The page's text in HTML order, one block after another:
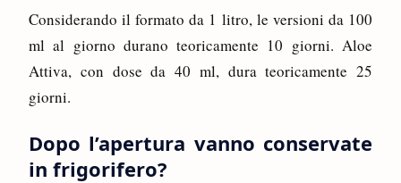
Considerando il formato da 1 litro, le versioni da 100
ml al giorno durano teoricamente 10 giorni. Aloe
Attiva, con dose da 40 ml, dura teoricamente 25
giorni.
Dopo l’apertura vanno conservate
in frigorifero?